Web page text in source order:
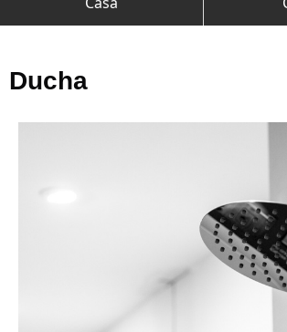
Ducha